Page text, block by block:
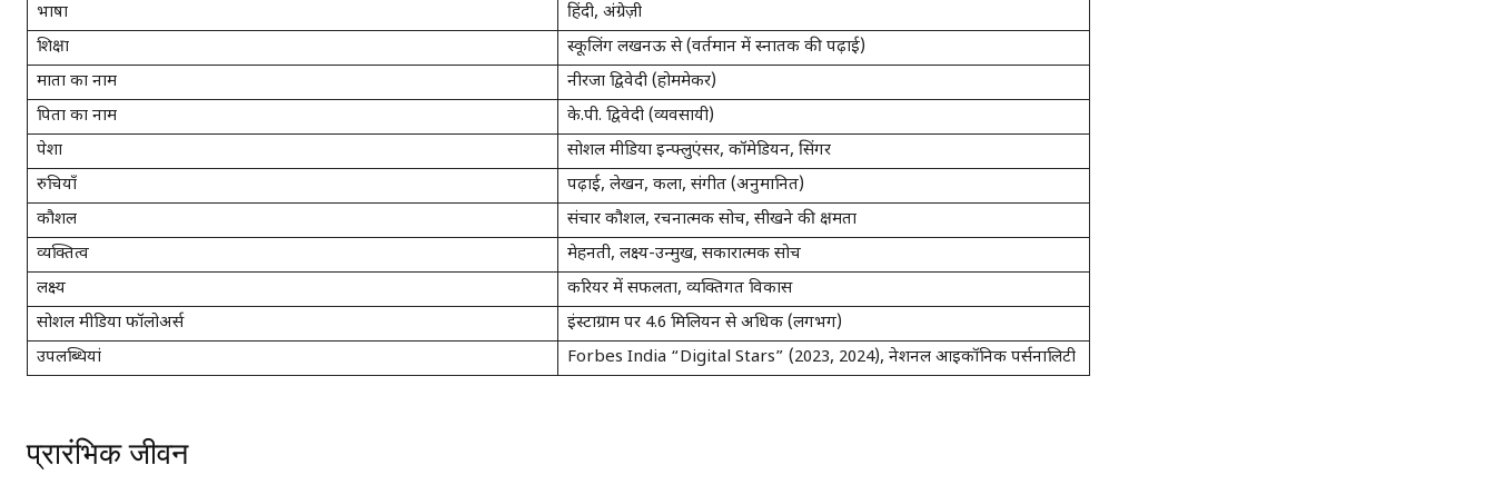
भाषा
हिंदी, अंग्रेज़ी
शिक्षा
स्कूलिंग लखनऊ से (वर्तमान में स्नातक की पढ़ाई)
माता का नाम
नीरजा द्विवेदी (होममेकर)
पिता का नाम
के.पी. द्विवेदी (व्यवसायी)
पेशा
सोशल मीडिया इन्फ्लुएंसर, कॉमेडियन, सिंगर
रुचियाँ
पढ़ाई, लेखन, कला, संगीत (अनुमानित)
कौशल
संचार कौशल, रचनात्मक सोच, सीखने की क्षमता
व्यक्तित्व
मेहनती, लक्ष्य-उन्मुख, सकारात्मक सोच
लक्ष्य
करियर में सफलता, व्यक्तिगत विकास
सोशल मीडिया फॉलोअर्स
इंस्टाग्राम पर 4.6 मिलियन से अधिक (लगभग)
उपलब्धियां
Forbes India “Digital Stars” (2023, 2024), नेशनल आइकॉनिक पर्सनालिटी
प्रारंभिक जीवन